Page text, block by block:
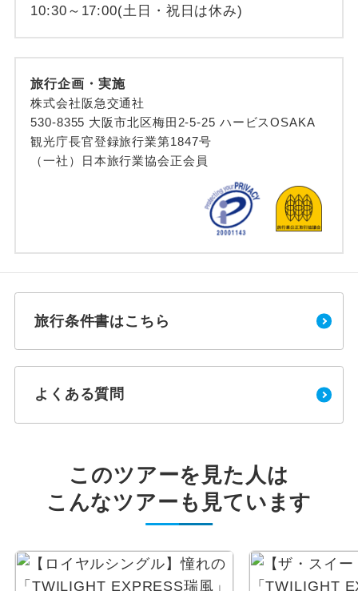
10:30～17:00(土日・祝日は休み)
旅行企画・実施
株式会社阪急交通社
530-8355 大阪市北区梅田2-5-25 ハービスOSAKA
観光庁長官登録旅行業第1847号
（一社）日本旅行業協会正会員
旅行条件書はこちら
よくある質問
このツアーを見た人は
こんなツアーも見ています